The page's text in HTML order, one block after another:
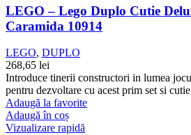
LEGO – Lego Duplo Cutie
Caramida 10914
LEGO, DUPLO
268,65 lei
Introduce tinerii constructori in lumea
pentru dezvoltare cu acest prim set si
Adaugă la favorite
Adaugă în coș
Vizualizare rapidă